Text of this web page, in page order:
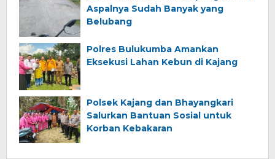
Aspalnya Sudah Banyak yang
Belubang
Polres Bulukumba Amankan
Eksekusi Lahan Kebun di Kajang
Polsek Kajang dan Bhayangkari
Salurkan Bantuan Sosial untuk
Korban Kebakaran